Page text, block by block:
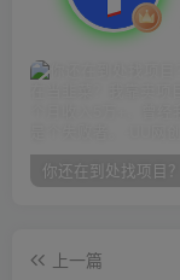
上一篇